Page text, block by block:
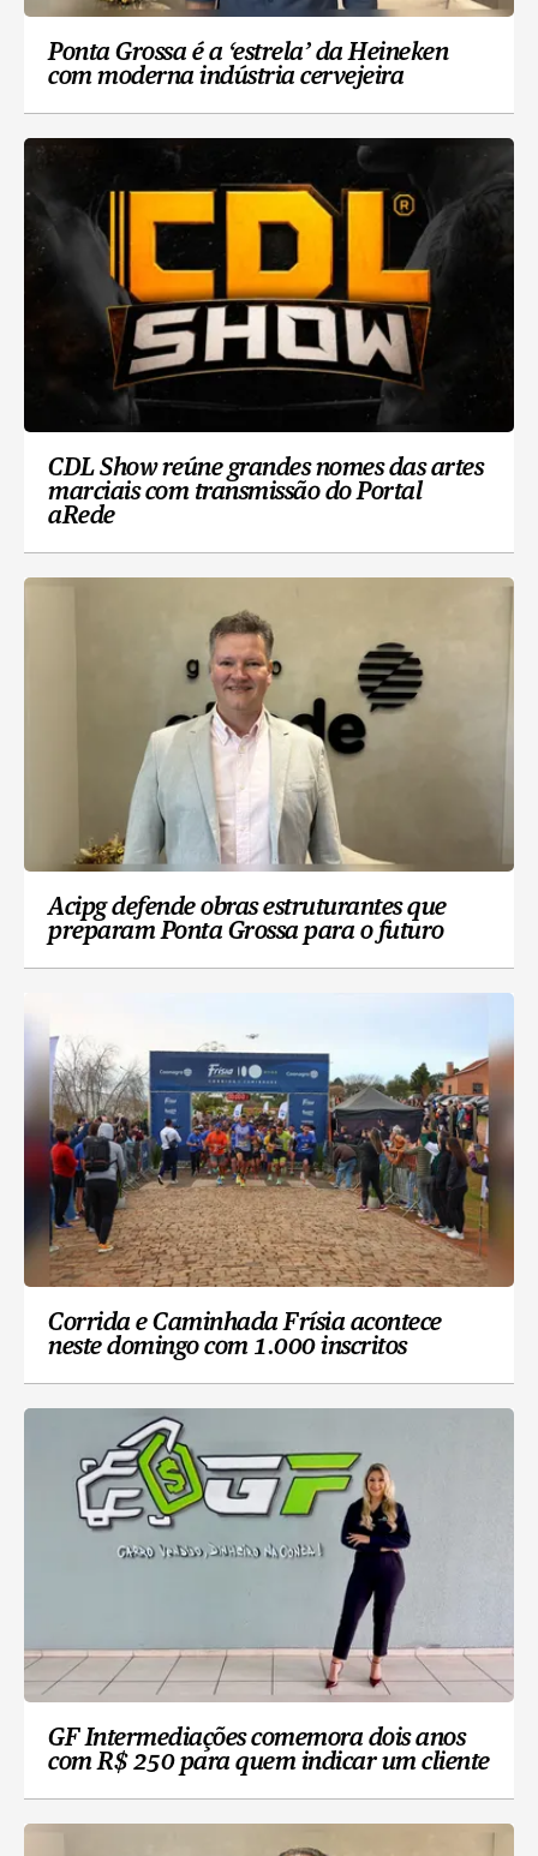
Ponta Grossa é a ‘estrela’ da Heineken
com moderna indústria cervejeira
CDL Show reúne grandes nomes das artes
marciais com transmissão do Portal
aRede
Acipg defende obras estruturantes que
preparam Ponta Grossa para o futuro
Corrida e Caminhada Frísia acontece
neste domingo com 1.000 inscritos
GF Intermediações comemora dois anos
com R$ 250 para quem indicar um cliente